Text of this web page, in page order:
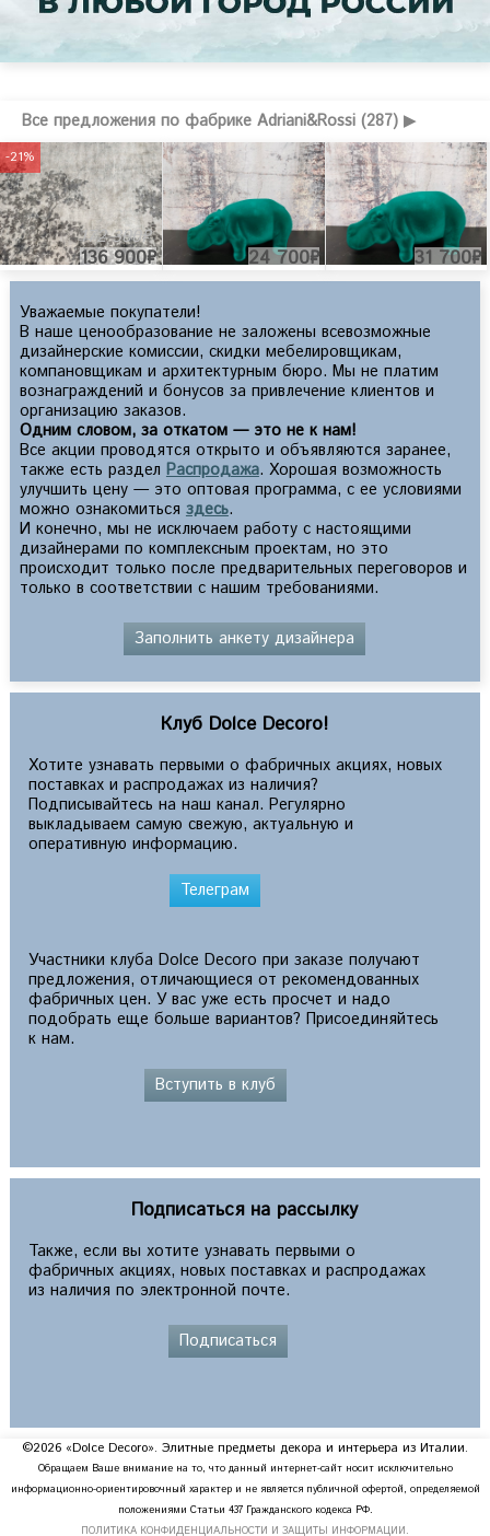
Все предложения по фабрике Adriani&Rossi (287) ▶
172 300₽
136 900₽
-21%
24 700₽ 31 700₽
Уважаемые покупатели!
В наше ценообразование не заложены всевозможные
дизайнерские комиссии, скидки мебелировщикам,
компановщикам и архитектурным бюро. Мы не платим
вознаграждений и бонусов за привлечение клиентов и
организацию заказов.
Одним словом, за откатом — это не к нам!
Все акции проводятся открыто и объявляются заранее,
также есть раздел Распродажа. Хорошая возможность
улучшить цену — это оптовая программа, с ее условиями
можно ознакомиться здесь.
И конечно, мы не исключаем работу с настоящими
дизайнерами по комплексным проектам, но это
происходит только после предварительных переговоров и
только в соответствии с нашим требованиями.
Заполнить анкету дизайнера
Клуб Dolce Decoro!
Хотите узнавать первыми о фабричных акциях, новых
поставках и распродажах из наличия?
Подписывайтесь на наш канал. Регулярно
выкладываем самую свежую, актуальную и
оперативную информацию.
Телеграм
Участники клуба Dolce Decoro при заказе получают
предложения, отличающиеся от рекомендованных
фабричных цен. У вас уже есть просчет и надо
подобрать еще больше вариантов? Присоединяйтесь
к нам.
Вступить в клуб
Подписаться на рассылку
Также, если вы хотите узнавать первыми о
фабричных акциях, новых поставках и распродажах
из наличия по электронной почте.
Подписаться
©2026 «Dolce Decoro». Элитные предметы декора и интерьера из Италии.
Обращаем Ваше внимание на то, что данный интернет-сайт носит исключительно
информационно-ориентировочный характер и не является публичной офертой, определяемой
положениями Статьи 437 Гражданского кодекса РФ.
ПОЛИТИКА КОНФИДЕНЦИАЛЬНОСТИ И ЗАЩИТЫ ИНФОРМАЦИИ.